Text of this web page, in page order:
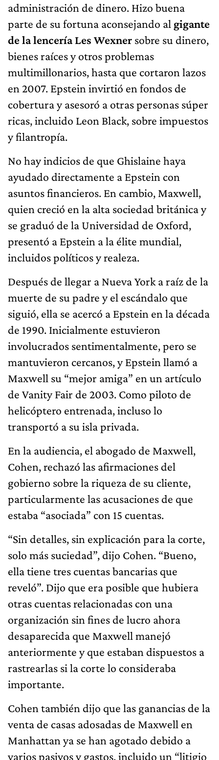
administración de dinero. Hizo buena
parte de su fortuna aconsejando al gigante
de la lencería Les Wexner sobre su dinero,
bienes raíces y otros problemas
multimillonarios, hasta que cortaron lazos
en 2007. Epstein invirtió en fondos de
cobertura y asesoró a otras personas súper
ricas, incluido Leon Black, sobre impuestos
y filantropía.
No hay indicios de que Ghislaine haya
ayudado directamente a Epstein con
asuntos financieros. En cambio, Maxwell,
quien creció en la alta sociedad británica y
se graduó de la Universidad de Oxford,
presentó a Epstein a la élite mundial,
incluidos políticos y realeza.
Después de llegar a Nueva York a raíz de la
muerte de su padre y el escándalo que
siguió, ella se acercó a Epstein en la década
de 1990. Inicialmente estuvieron
involucrados sentimentalmente, pero se
mantuvieron cercanos, y Epstein llamó a
Maxwell su “mejor amiga” en un artículo
de Vanity Fair de 2003. Como piloto de
helicóptero entrenada, incluso lo
transportó a su isla privada.
En la audiencia, el abogado de Maxwell,
Cohen, rechazó las afirmaciones del
gobierno sobre la riqueza de su cliente,
particularmente las acusaciones de que
estaba “asociada” con 15 cuentas.
“Sin detalles, sin explicación para la corte,
solo más suciedad”, dijo Cohen. “Bueno,
ella tiene tres cuentas bancarias que
reveló”. Dijo que era posible que hubiera
otras cuentas relacionadas con una
organización sin fines de lucro ahora
desaparecida que Maxwell manejó
anteriormente y que estaban dispuestos a
rastrearlas si la corte lo consideraba
importante.
Cohen también dijo que las ganancias de la
venta de casas adosadas de Maxwell en
Manhattan ya se han agotado debido a
varios pasivos y gastos, incluido un “litigio